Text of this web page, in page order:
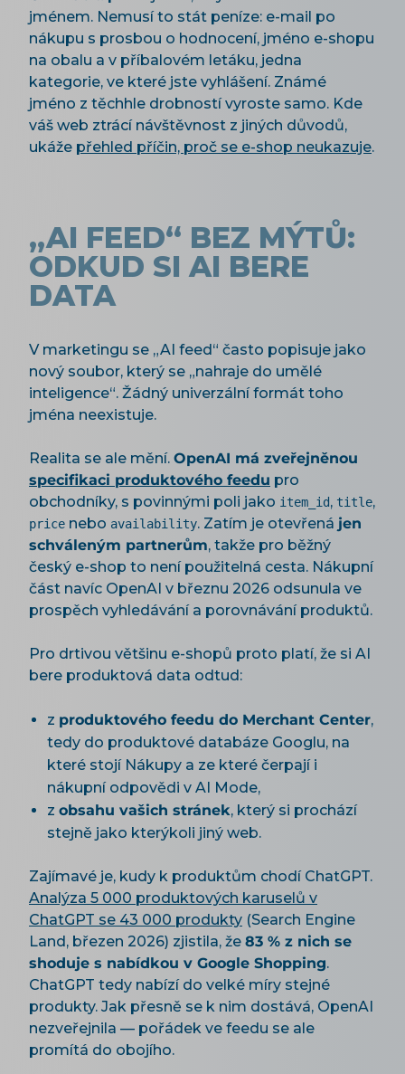
jménem. Nemusí to stát peníze: e-mail po
nákupu s prosbou o hodnocení, jméno e-shopu
na obalu a v příbalovém letáku, jedna
kategorie, ve které jste vyhlášení. Známé
jméno z těchhle drobností vyroste samo. Kde
váš web ztrácí návštěvnost z jiných důvodů,
ukáže přehled příčin, proč se e-shop neukazuje.
„AI FEED“ BEZ MÝTŮ:
ODKUD SI AI BERE
DATA
V marketingu se „AI feed“ často popisuje jako
nový soubor, který se „nahraje do umělé
inteligence“. Žádný univerzální formát toho
jména neexistuje.
Realita se ale mění. OpenAI má zveřejněnou
specifikaci produktového feedu pro
obchodníky, s povinnými poli jako item_id, title,
price nebo availability. Zatím je otevřená jen
schváleným partnerům, takže pro běžný
český e-shop to není použitelná cesta. Nákupní
část navíc OpenAI v březnu 2026 odsunula ve
prospěch vyhledávání a porovnávání produktů.
Pro drtivou většinu e-shopů proto platí, že si AI
bere produktová data odtud:
z produktového feedu do Merchant Center,
tedy do produktové databáze Googlu, na
které stojí Nákupy a ze které čerpají i
nákupní odpovědi v AI Mode,
z obsahu vašich stránek, který si prochází
stejně jako kterýkoli jiný web.
Zajímavé je, kudy k produktům chodí ChatGPT.
Analýza 5 000 produktových karuselů v
ChatGPT se 43 000 produkty (Search Engine
Land, březen 2026) zjistila, že 83 % z nich se
shoduje s nabídkou v Google Shopping.
ChatGPT tedy nabízí do velké míry stejné
produkty. Jak přesně se k nim dostává, OpenAI
nezveřejnila — pořádek ve feedu se ale
promítá do obojího.